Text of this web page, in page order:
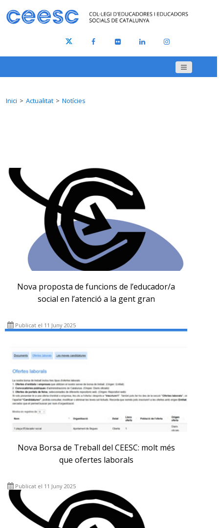
Inici Actualitat Notícies
Nova proposta de funcions de l’educador/a
social en l’atenció a la gent gran
Publicat el 11 Juny 2025
Nova Borsa de Treball del CEESC: molt més
que ofertes laborals
Publicat el 11 Juny 2025